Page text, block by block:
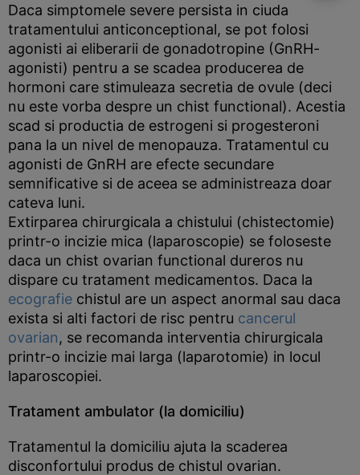
Daca simptomele severe persista in ciuda
tratamentului anticonceptional, se pot folosi
agonisti ai eliberarii de gonadotropine (GnRH-
agonisti) pentru a se scadea producerea de
hormoni care stimuleaza secretia de ovule (deci
nu este vorba despre un chist functional). Acestia
scad si productia de estrogeni si progesteroni
pana la un nivel de menopauza. Tratamentul cu
agonisti de GnRH are efecte secundare
semnificative si de aceea se administreaza doar
cateva luni.
Extirparea chirurgicala a chistului (chistectomie)
printr-o incizie mica (laparoscopie) se foloseste
daca un chist ovarian functional dureros nu
dispare cu tratament medicamentos. Daca la
ecografie chistul are un aspect anormal sau daca
exista si alti factori de risc pentru cancerul
ovarian, se recomanda interventia chirurgicala
printr-o incizie mai larga (laparotomie) in locul
laparoscopiei.
Tratament ambulator (la domiciliu)
Tratamentul la domiciliu ajuta la scaderea
disconfortului produs de chistul ovarian.